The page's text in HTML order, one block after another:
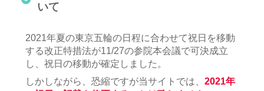
いて
2021年夏の東京五輪の日程に合わせて祝日を移動
する改正特措法が11/27の参院本会議で可決成立
し、祝日の移動が確定しました。
しかしながら、恐縮ですが当サイトでは、 2021年